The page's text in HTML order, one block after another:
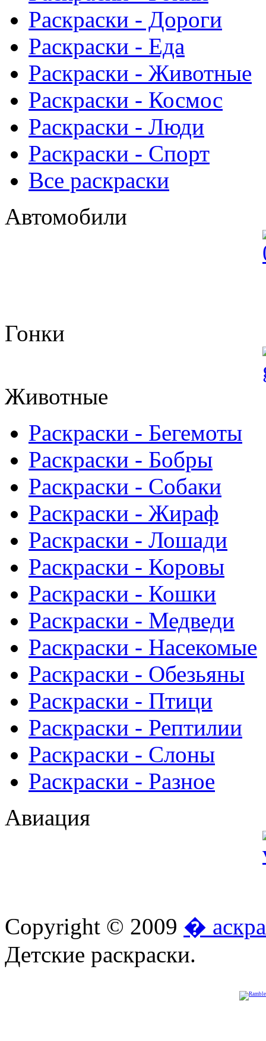
Раскраски - Дороги
Раскраски - Еда
Раскраски - Животныe
Раскраски - Космос
Раскраски - Люди
Раскраски - Спорт
Все раскраски
Автомобили
Гонки
Животные
Раскраски - Бегемоты
Раскраски - Бобры
Раскраски - Собаки
Раскраски - Жираф
Раскраски - Лошади
Раскраски - Коровы
Раскраски - Кошки
Раскраски - Медведи
Раскраски - Насекомые
Раскраски - Обезьяны
Раскраски - Птици
Раскраски - Рептилии
Раскраски - Слоны
Раскраски - Разное
Авиация
Copyright © 2009 �
Детские раскраски.